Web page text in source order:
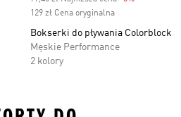
129 zł Cena oryginalna
Bokserki do pływania Colorblock
Męskie Performance
2 kolory